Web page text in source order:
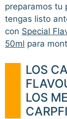
preparamos tu
tengas listo
con Special
50ml para
LOS
LOS